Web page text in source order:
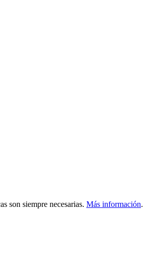
son siempre necesarias. Más información.